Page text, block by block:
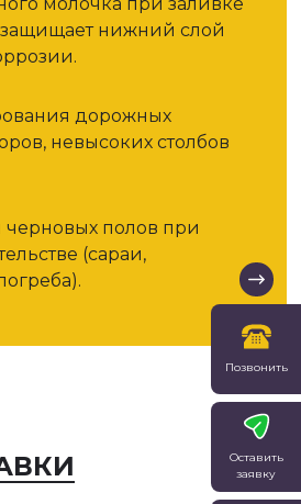
нижний слой
дорожных
невысоких столбов
черновых полов при
(сараи,
Позвонить
Оставить
заявку